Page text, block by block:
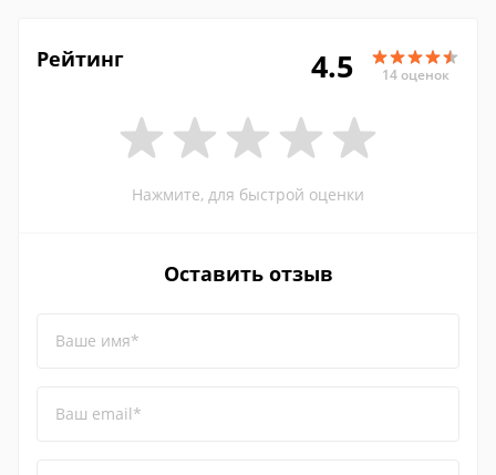
Рейтинг 4.5 14 оценок
Нажмите, для быстрой оценки
Оставить отзыв
Ваше имя*
Ваш email*